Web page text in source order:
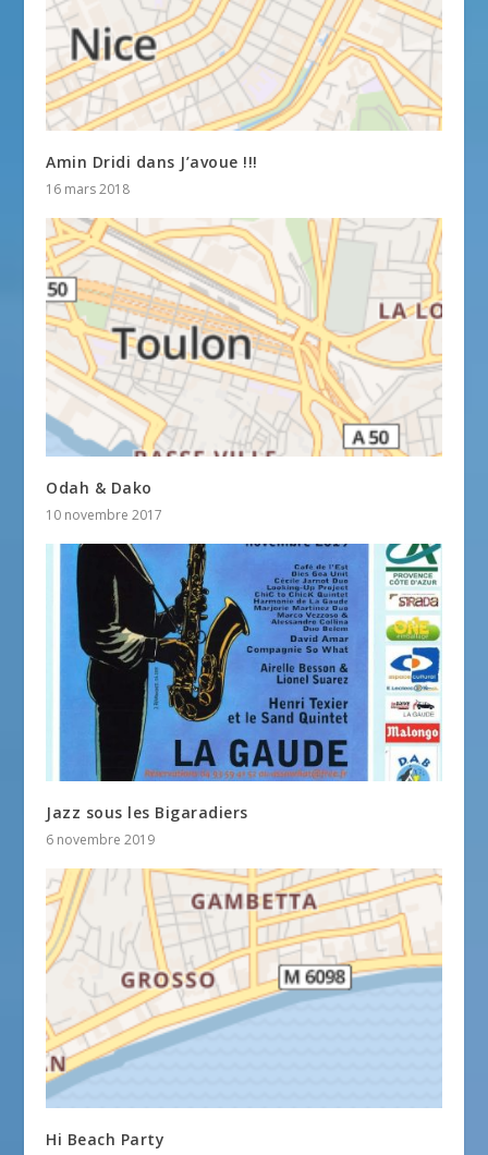
Amin Dridi dans J’avoue !!!
16 mars 2018
Odah & Dako
10 novembre 2017
Jazz sous les Bigaradiers
6 novembre 2019
Hi Beach Party